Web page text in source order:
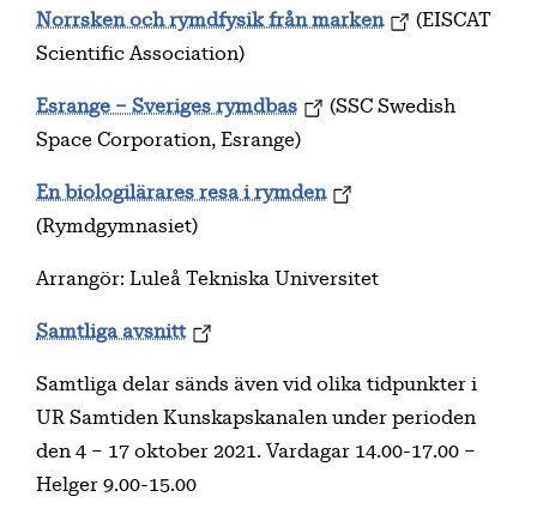
Norrsken och rymdfysik från marken
(EISCAT
Scientific Association)
Esrange – Sveriges rymdbas
(SSC Swedish
Space Corporation, Esrange)
En biologilärares resa i rymden
(Rymdgymnasiet)
Arrangör: Luleå Tekniska Universitet
Samtliga avsnitt
Samtliga delar sänds även vid olika tidpunkter i
UR Samtiden Kunskapskanalen under perioden
den 4 – 17 oktober 2021. Vardagar 14.00-17.00 –
Helger 9.00-15.00